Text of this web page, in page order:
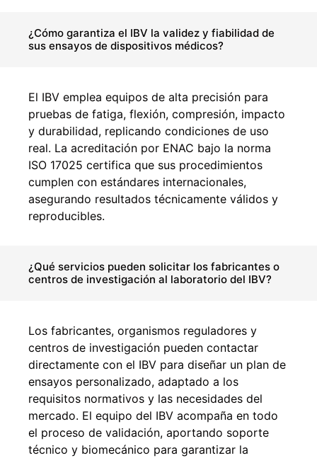
¿Cómo garantiza el IBV la validez y fiabilidad de
sus ensayos de dispositivos médicos?
El IBV emplea equipos de alta precisión para
pruebas de fatiga, flexión, compresión, impacto
y durabilidad, replicando condiciones de uso
real. La acreditación por ENAC bajo la norma
ISO 17025 certifica que sus procedimientos
cumplen con estándares internacionales,
asegurando resultados técnicamente válidos y
reproducibles.
¿Qué servicios pueden solicitar los fabricantes o
centros de investigación al laboratorio del IBV?
Los fabricantes, organismos reguladores y
centros de investigación pueden contactar
directamente con el IBV para diseñar un plan de
ensayos personalizado, adaptado a los
requisitos normativos y las necesidades del
mercado. El equipo del IBV acompaña en todo
el proceso de validación, aportando soporte
técnico y biomecánico para garantizar la